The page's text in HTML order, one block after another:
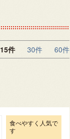
15件 30件 60件
食べやすく人気で
す